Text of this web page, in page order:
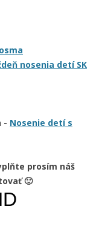
nosenia detí SK
- Nosenie detí s
prosím náš
🙂